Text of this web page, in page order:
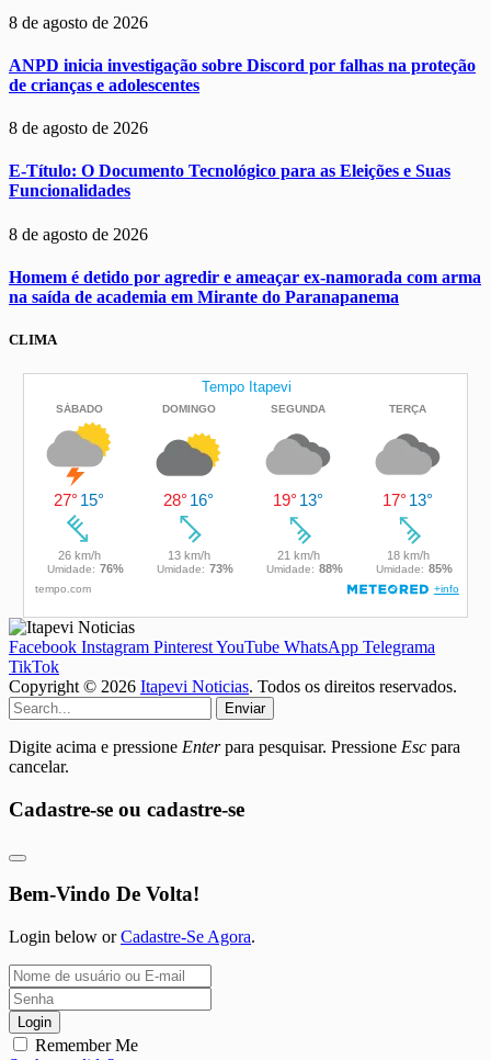
8 de agosto de 2026
ANPD inicia investigação sobre Discord por falhas na proteção
de crianças e adolescentes
8 de agosto de 2026
E-Título: O Documento Tecnológico para as Eleições e Suas
Funcionalidades
8 de agosto de 2026
Homem é detido por agredir e ameaçar ex-namorada com arma
na saída de academia em Mirante do Paranapanema
CLIMA
Facebook Instagram PinterestYouTube WhatsApp Telegrama
TikTok
Copyright © 2026 Itapevi Noticias. Todos os direitos reservados.
Enviar
Digite acima e pressione Enterpara pesquisar. Pressione Esc para
cancelar.
Cadastre-se ou cadastre-se
Bem-Vindo De Volta!
Login below orCadastre-Se Agora.
Login
Remember Me